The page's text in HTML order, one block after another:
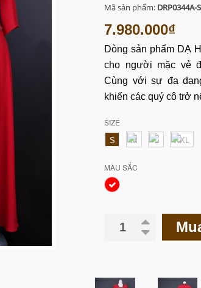
Mã sản phẩm: DRP0344A-
7.980.000₫
Dòngsản phẩm DẠ
cho người mặc vẻ
Cùng với sự đa
khiến các quý cô trở
SIZE
S M L XXL
MÀU SẮC